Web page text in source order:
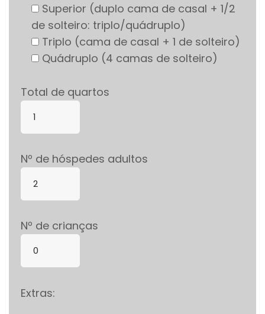
Superior (duplo cama de casal + 1/2
de solteiro: triplo/quádruplo)
Triplo (cama de casal + 1 de solteiro)
Quádruplo (4 camas de solteiro)
Total de quartos
Nº de hóspedes adultos
Nº de crianças
Extras: